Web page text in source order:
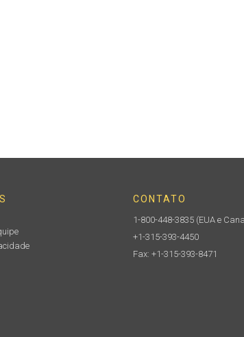
CONTATO
1-800-448-3835 (EUA e
+1-315-393-4450
Fax: +1-315-393-8471